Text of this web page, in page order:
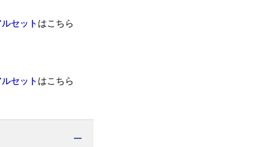
セット はこちら
セット はこちら